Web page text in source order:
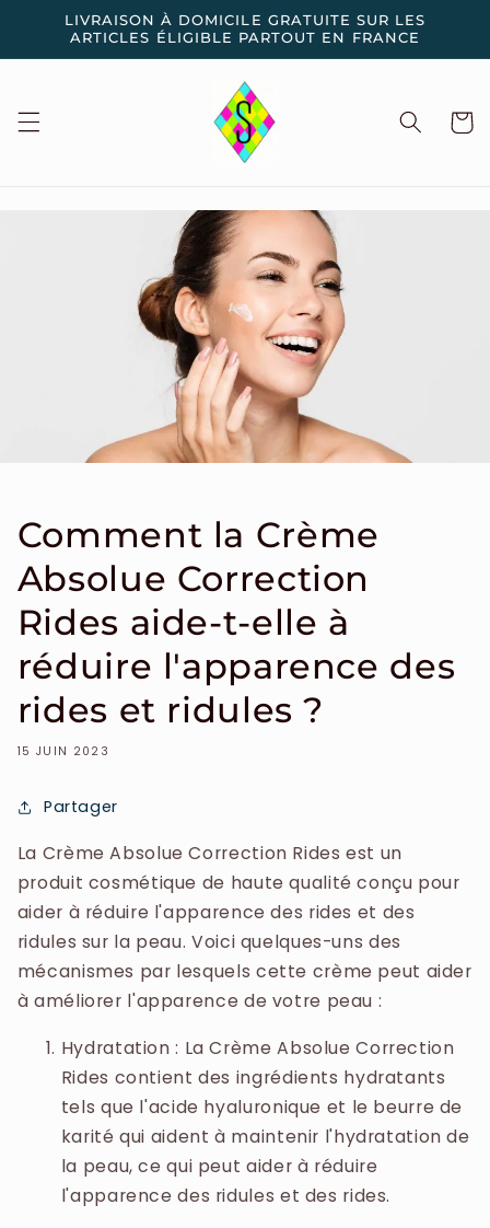
passer
contenu
LIVRAISON À DOMICILE GRATUITE SUR LES
ARTICLES ÉLIGIBLE PARTOUT EN FRANCE
Panier
Comment la Crème
Absolue Correction
Rides aide-t-elle à
réduire l'apparence des
rides et ridules ?
15 JUIN 2023
Partager
La Crème Absolue Correction Rides est un
produit cosmétique de haute qualité conçu pour
aider à réduire l'apparence des rides et des
ridules sur la peau. Voici quelques-uns des
mécanismes par lesquels cette crème peut aider
à améliorer l'apparence de votre peau :
Hydratation : La Crème Absolue Correction
Rides contient des ingrédients hydratants
tels que l'acide hyaluronique et le beurre de
karité qui aident à maintenir l'hydratation de
la peau, ce qui peut aider à réduire
l'apparence des ridules et des rides.